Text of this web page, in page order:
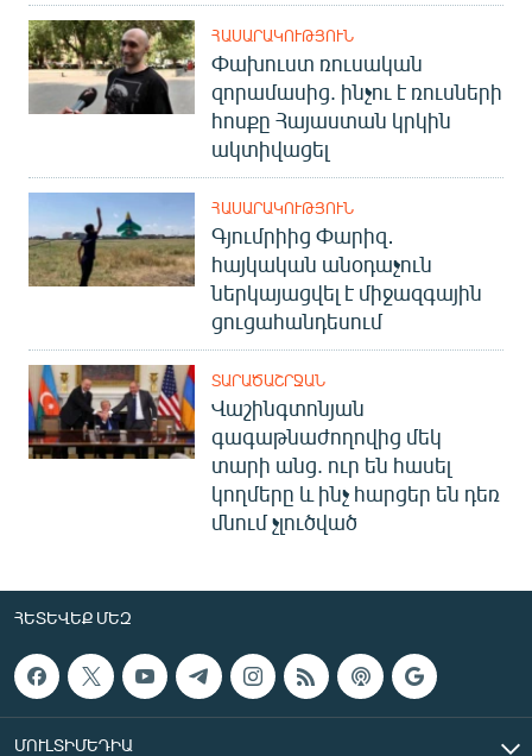
ՀԱՍԱՐԱԿՈՒԹՅՈՒՆ
Փախուստ ռուսական
զորամասից. ինչու է ռուսների
հոսքը Հայաստան կրկին
ակտիվացել
ՀԱՍԱՐԱԿՈՒԹՅՈՒՆ
Գյումրիից Փարիզ․
հայկական անօդաչուն
ներկայացվել է միջազգային
ցուցահանդեսում
ՏԱՐԱԾԱՇՐՋԱՆ
Վաշինգտոնյան
գագաթնաժողովից մեկ
տարի անց. ուր են հասել
կողմերը և ինչ հարցեր են դեռ
մնում չլուծված
ՀԵՏԵՎԵՔ ՄԵԶ
ՄՈՒԼՏԻՄԵԴԻԱ